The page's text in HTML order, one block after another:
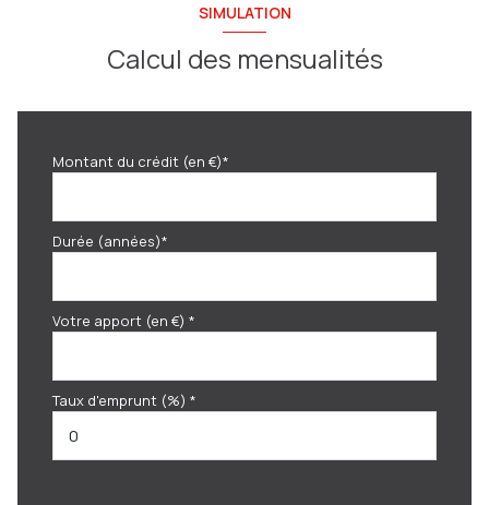
SIMULATION
Calcul des mensualités
Montant du crédit (en €)*
Durée (années)*
Votre apport (en €) *
Taux d'emprunt (%) *